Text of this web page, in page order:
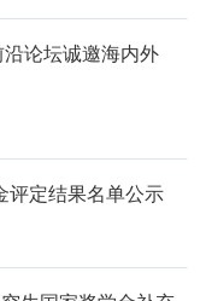
沿论坛诚邀海内外
评定结果名单公示